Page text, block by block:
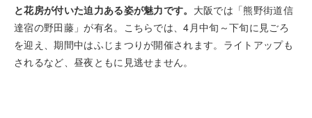
と花房が付いた迫力ある姿が魅力です。 大阪では「熊野街道信
達宿の野田藤」が有名。こちらでは、4月中旬～下旬に見ごろ
を迎え、期間中はふじまつりが開催されます。ライトアップも
されるなど、昼夜ともに見逃せません。